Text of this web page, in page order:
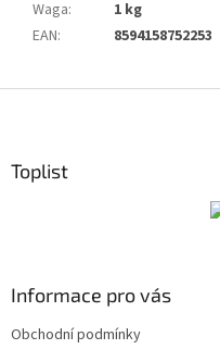
Waga:
1 kg
EAN: 8594158752253
pToplist
Informace pro vás
Obchodní podmínky